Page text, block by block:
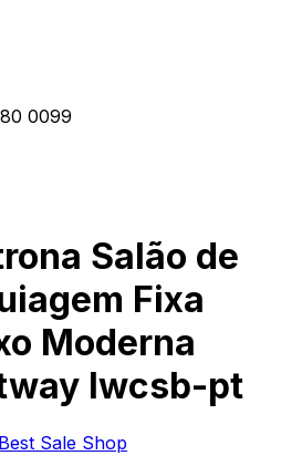
0099
Salão de
Fixa
Moderna
Iwcsb-pt
Best Sale Shop